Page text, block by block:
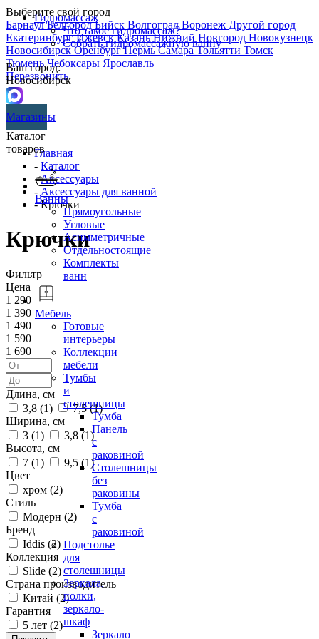
Выберите свой город
БарнаулБелгородБийск ВолгоградВоронеж Другой город
ЕкатеринбургИжевскКазаньНижний Новгород Новокузнецк
НовосибирскОренбургПермьСамараТольятти Томск
ТюменьЧебоксары Ярославль
Перезвонить
Гидромассаж
Что такое гидромассаж?
Собрать гидромассажную ванну
Ваш город:
Новосибирск
Магазины
Каталог
товаров
Ванны
Прямоугольные
Угловые
Асимметричные
Отдельностоящие
Комплекты
ванн
Мебель
Готовые
интерьеры
Коллекции
мебели
Тумбы
и
столешницы
Тумба
Панель
с
раковиной
Столешницы
без
раковины
Тумба
с
раковиной
Подстолье
для
столешницы
Зеркала,
полки,
зеркало-
шкаф
Зеркало
Главная
- Каталог
-Аксессуары
- Аксессуары для ванной
- Крючки
Крючки
Фильтр
Цена
1 290
1 390
1 490
1 590
1 690
Длина, см
3,8 (1) 7,5 (1)
Ширина, см
3 (1) 3,8 (1)
Высота, см
7 (1) 9,5 (1)
Цвет
хром (2)
Стиль
Модерн (2)
Бренд
Iddis (2)
Коллекция
Slide (2)
Страна производитель
Китай (2)
Гарантия
5 лет (2)